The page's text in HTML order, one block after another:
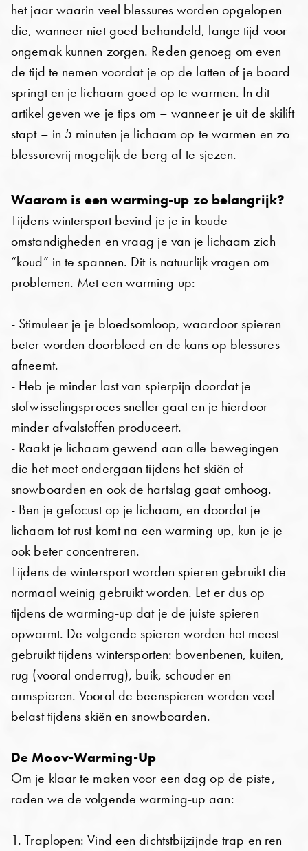
het jaar waarin veel blessures worden opgelopen
die, wanneer niet goed behandeld, lange tijd voor
ongemak kunnen zorgen. Reden genoeg om even
de tijd te nemen voordat je op de latten of je board
springt en je lichaam goed op te warmen. In dit
artikel geven we je tips om – wanneer je uit de skilift
stapt – in 5 minuten je lichaam op te warmen en zo
blessurevrij mogelijk de berg af te sjezen.
Waarom is een warming-up zo belangrijk?
Tijdens wintersport bevind je je in koude
omstandigheden en vraag je van je lichaam zich
“koud” in te spannen. Dit is natuurlijk vragen om
problemen. Met een warming-up:
- Stimuleer je je bloedsomloop, waardoor spieren
beter worden doorbloed en de kans op blessures
afneemt.
- Heb je minder last van spierpijn doordat je
stofwisselingsproces sneller gaat en je hierdoor
minder afvalstoffen produceert.
- Raakt je lichaam gewend aan alle bewegingen
die het moet ondergaan tijdens het skiën of
snowboarden en ook de hartslag gaat omhoog.
- Ben je gefocust op je lichaam, en doordat je
lichaam tot rust komt na een warming-up, kun je je
ook beter concentreren.
Tijdens de wintersport worden spieren gebruikt die
normaal weinig gebruikt worden. Let er dus op
tijdens de warming-up dat je de juiste spieren
opwarmt. De volgende spieren worden het meest
gebruikt tijdens wintersporten: bovenbenen, kuiten,
rug (vooral onderrug), buik, schouder en
armspieren. Vooral de beenspieren worden veel
belast tijdens skiën en snowboarden.
De Moov-Warming-Up
Om je klaar te maken voor een dag op de piste,
raden we de volgende warming-up aan:
1. Traplopen: Vind een dichtstbijzijnde trap en ren